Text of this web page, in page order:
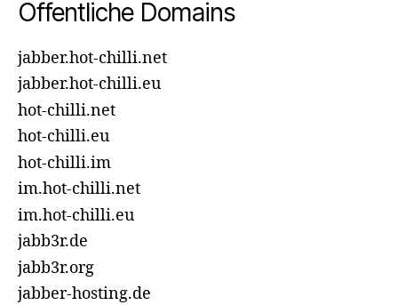
Öffentliche Domains
jabber.hot-chilli.net
jabber.hot-chilli.eu
hot-chilli.net
hot-chilli.eu
hot-chilli.im
im.hot-chilli.net
im.hot-chilli.eu
jabb3r.de
jabb3r.org
jabber-hosting.de